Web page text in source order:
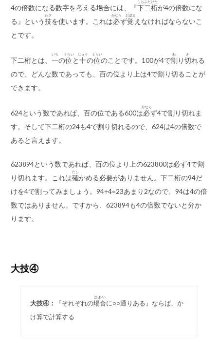
4の倍数になる数字を考える場合には、『下
しも
二桁
ふたけた
が4の倍数にな
る』という技
わざ
を使います。これは必
かなら
ず覚
おぼえ
えなければならないこ
とです。
下二桁とは、 一
いち
の位
くらい
と十
じゅう
の位
くらい
のことです。100が4で割
わ
り切
き
れる
ので、どんな数であっても、百の位より上は4で割り切ることが
できます。
624という数であれば、百の位である600は必
かなら
ず4で割り切れま
す。そして下二桁の24も4で割り切れるので、624は4の倍数で
あると言えます。
623894という数であれば、百の位より上の623800は必ず4で割
り切れます。これは確
たし
かめる必要がありません。下二桁の94だ
けを4で割ってみましょう。94÷4=23あまり2なので、94は4の倍
数ではありません。ですから、623894も4の倍数でないと分か
ります。
大技④
大技④： 『それぞれの場合
ばあい
に○○通りある』ならば、か
け算で計算する